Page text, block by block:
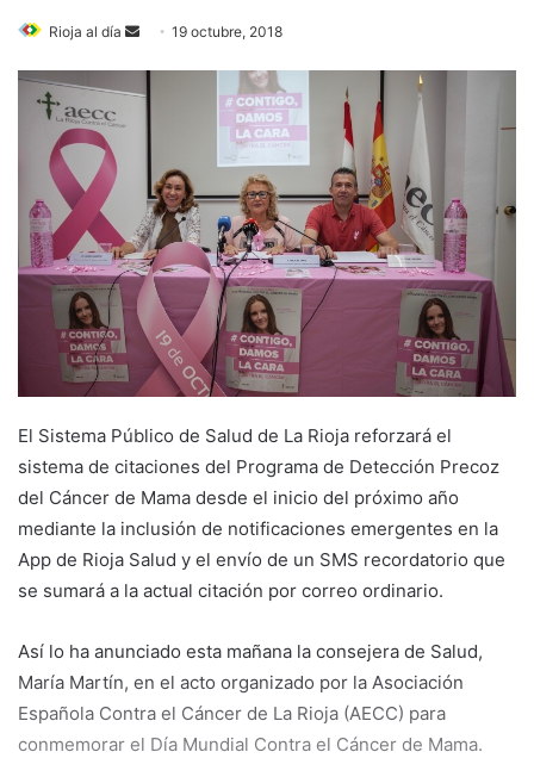
Rioja al día
e
m
a
i
l
19 octubre, 2018
El Sistema Público de Salud de La Rioja reforzará el
sistema de citaciones del Programa de Detección Precoz
del Cáncer de Mama desde el inicio del próximo año
mediante la inclusión de notificaciones emergentes en la
App de Rioja Salud y el envío de un SMS recordatorio que
se sumará a la actual citación por correo ordinario.
Así lo ha anunciado esta mañana la consejera de Salud,
María Martín, en el acto organizado por la Asociación
Española Contra el Cáncer de La Rioja (AECC) para
conmemorar el Día Mundial Contra el Cáncer de Mama.